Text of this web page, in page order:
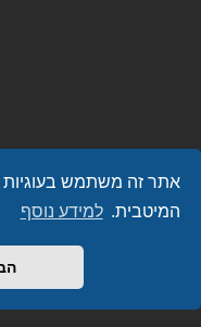
אתר זה משתמש בעוגיות
המיטבית. למידע נוסף